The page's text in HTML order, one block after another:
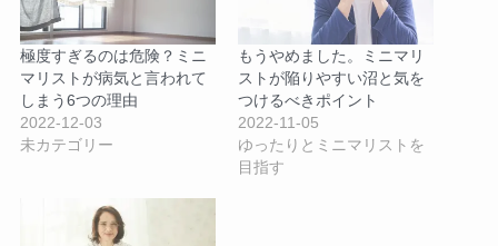
極度すぎるのは危険？ミニ
マリストが病気と言われて
しまう6つの理由
2022-12-03
未カテゴリー
もうやめました。ミニマリ
ストが陥りやすい沼と気を
つけるべきポイント
2022-11-05
ゆったりとミニマリストを
目指す